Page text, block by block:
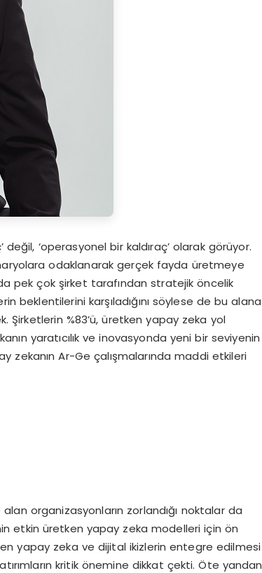
‘operasyonel bir kaldıraç’ olarak görüyor.
odaklanarak gerçek fayda üretmeye
pek çok şirket tarafından stratejik öncelik
beklentilerini karşıladığını söylese de bu alana
Şirketlerin %83’ü, üretken yapay zeka yol
yaratıcılık ve inovasyonda yeni bir seviyenin
zekanın Ar-Ge çalışmalarında maddi etkileri
organizasyonların zorlandığı noktalar da
etkin üretken yapay zeka modelleri için ön
yapay zeka ve dijital ikizlerin entegre edilmesi
kritik önemine dikkat çekti. Öte yandan